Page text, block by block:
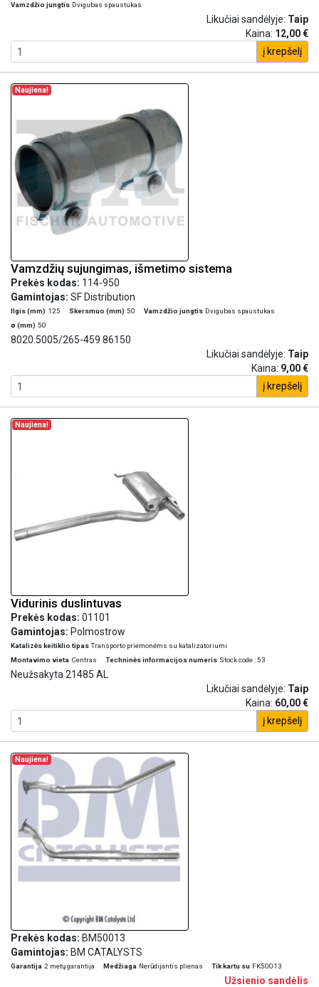
Vamzdžio jungtis Dvigubas spaustukas
Likučiai sandėlyje: Taip
Kaina: 12,00 €
į krepšelį
Naujiena!
Vamzdžių sujungimas, išmetimo sistema
Prekės kodas: 114-950
Gamintojas: SF Distribution
Ilgis (mm) 125 Skersmuo (mm) 50 Vamzdžio jungtis Dvigubas spaustukas
ø (mm) 50
8020.5005/265-459 86150
Likučiai sandėlyje: Taip
Kaina: 9,00 €
į krepšelį
Naujiena!
Vidurinis duslintuvas
Prekės kodas: 01101
Gamintojas: Polmostrow
Katalizės keitiklio tipas Transporto priemonėms su katalizatoriumi
Montavimo vieta Centras Techninės informacijos numeris Stock code : 53
Neužsakyta 21485 AL
Likučiai sandėlyje: Taip
Kaina: 60,00 €
į krepšelį
Naujiena!
Prekės kodas: BM50013
Gamintojas: BM CATALYSTS
Garantija 2 metų garantija Medžiaga Nerūdijantis plienas Tik kartu su FK50013
Užsienio sandėlis